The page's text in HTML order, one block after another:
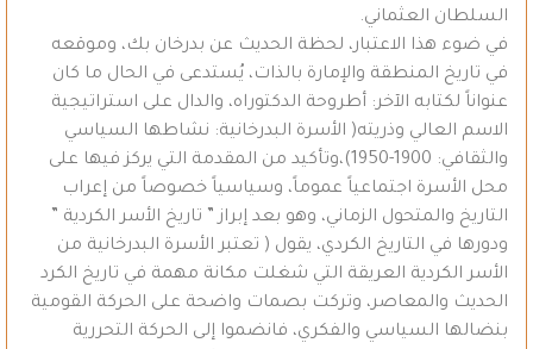
السلطان العثماني.
في ضوء هذا الاعتبار، لحظة الحديث عن بدرخان بك، وموقعه
في تاريخ المنطقة والإمارة بالذات، يُستدعى في الحال ما كان
عنواناً لكتابه الآخر: أطروحة الدكتوراه، والدال على استراتيجية
الاسم العالي وذريته( الأسرة البدرخانية: نشاطها السياسي
والثقافي: 1900-1950)،وتأكيد من المقدمة التي يركز فيها على
محل الأسرة اجتماعياً عموماً، وسياسياً خصوصاً من إعراب
التاريخ والمتحول الزماني، وهو بعد إبراز ” تاريخ الأسر الكردية ”
ودورها في التاريخ الكردي، يقول ( تعتبر الأسرة البدرخانية من
الأسر الكردية العريقة التي شغلت مكانة مهمة في تاريخ الكرد
الحديث والمعاصر، وتركت بصمات واضحة على الحركة القومية
بنضالها السياسي والفكري، فانضموا إلى الحركة التحررية